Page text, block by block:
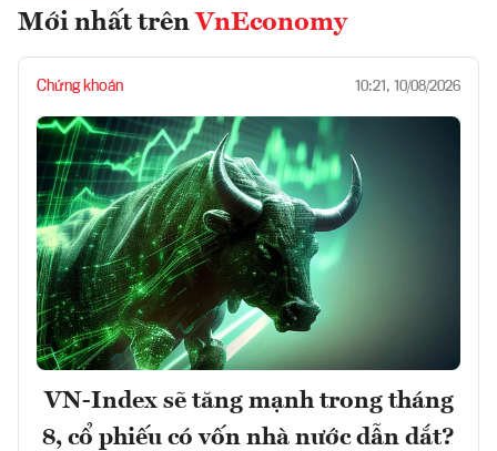
Mới nhất trên VnEconomy
Chứng khoán 10:21, 10/08/2026
VN-Index sẽ tăng mạnh trong tháng
8, cổ phiếu có vốn nhà nước dẫn dắt?